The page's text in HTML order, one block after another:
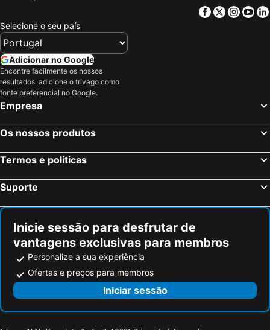
Les Gets, bed and breakfasts
Lignerolle, bed and breakfasts
Villars-Epeney, bed and breakfasts
Aigle, bed and breakfasts
Le Grand-Saconnex, bed and breakfasts
St.-Jean-d´Aulps, bed and breakfasts
Treyvaux, bed and breakfasts
Roche, bed and breakfasts
Taninges, bed and breakfasts
Scionzier, bed and breakfasts Neuvecelle, bed and breakfasts
Facebook
Twitter
Selecione o seu país
Adicionar no Google
Encontre facilmente os nossos
resultados: adicione o trivago como
fonte preferencial no Google.
Empresa
Os nossos produtos
Termos e políticas
Suporte
Inicie sessão para desfrutar de
vantagens exclusivas para membros
Personalize a sua experiência
Ofertas e preços para membros
Iniciar sessão